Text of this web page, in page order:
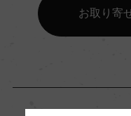
ー
お取り寄